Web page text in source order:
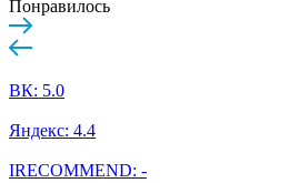
Понравилось
ВК: 5.0
Яндекс: 4.4
IRECOMMEND: -